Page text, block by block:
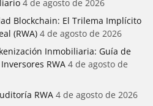
4 de agosto de 2026
Blockchain: El Trilema Implícito
(RWA) 4 de agosto de 2026
Inmobiliaria: Guía de
RWA 4 de agosto de
RWA 4 de agosto de 2026